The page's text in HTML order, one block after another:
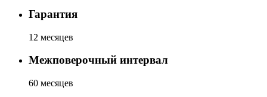
Гарантия
12 месяцев
Межповерочный интервал
60 месяцев